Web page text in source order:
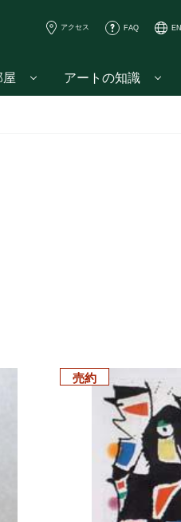
アクセス FAQ
EN
屋 アートの知識
売約